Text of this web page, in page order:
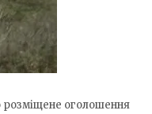
розміщене оголошення